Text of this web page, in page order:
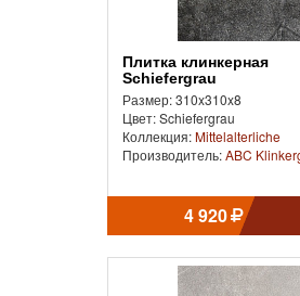
Плитка клинкерная
Schiefergrau
Размер: 310x310x8
Цвет: Schiefergrau
Коллекция:Mittelalterliche
Производитель:ABC
4 920